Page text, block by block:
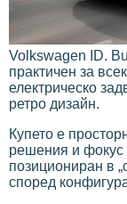
Volkswagen ID.
практичен за
електрическо
ретро дизайн.
Купето е
решения и фокус
позициониран в
според